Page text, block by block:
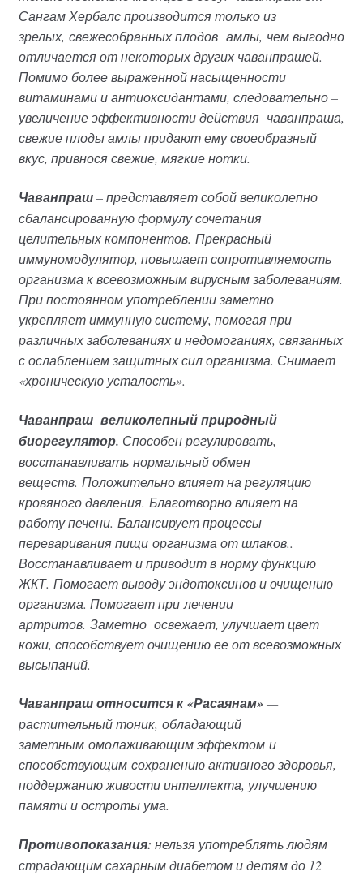
Сангам Хербалс производится только из
зрелых, свежесобранных плодов амлы, чем выгодно
отличается от некоторых других чаванпрашей.
Помимо более выраженной насыщенности
витаминами и антиоксидантами, следовательно –
увеличение эффективности действия чаванпраша,
свежие плоды амлы придают ему своеобразный
вкус, привнося свежие, мягкие нотки.
Чаванпраш– представляет собой великолепно
сбалансированную формулу сочетания
целительных компонентов. Прекрасный
иммуномодулятор, повышает сопротивляемость
организма к всевозможным вирусным заболеваниям.
При постоянном употреблении заметно
укрепляет иммунную систему, помогая при
различных заболеваниях и недомоганиях, связанных
с ослаблением защитных сил организма. Снимает
«хроническую усталость».
Чаванпраш великолепный природный
биорегулятор. Способен регулировать,
восстанавливать нормальный обмен
веществ. Положительно влияет на регуляцию
кровяного давления. Благотворно влияет на
работу печени. Балансирует процессы
переваривания пищиорганизма от шлаков..
Восстанавливает и приводит в норму функцию
ЖКТ. Помогает выводу эндотоксинов и очищению
организма. Помогает при лечении
артритов. Заметно освежает, улучшает цвет
кожи, способствует очищению ее от всевозможных
высыпаний.
Чаванпраш относится к«Расаянам»—
растительный тоник, обладающий
заметным омолаживающим эффектоми
способствующим сохранению активного здоровья,
поддержанию живости интеллекта, улучшению
памяти и остроты ума.
Противопоказания: нельзя употреблять людям
страдающим сахарным диабетом и детям до 12